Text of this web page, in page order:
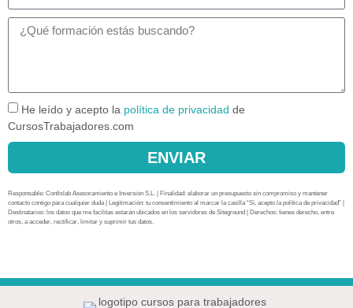
He leído y acepto la política de privacidad de
CursosTrabajadores.com
ENVIAR
Responsable: Confislab Asesoramiento e Inversión S.L. | Finalidad: elaborar un presupuesto sin compromiso y mantener
contacto contigo para cualquier duda | Legitimación: tu consentimiento al marcar la casilla “Sí, acepto la política de privacidad” |
Destinatarios: los datos que me facilitas estarán ubicados en los servidores de Siteground | Derechos: tienes derecho, entre
otros, a acceder, rectificar, limitar y suprimir tus datos.